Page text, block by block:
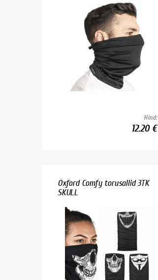
Hind:
12.20 €
Oxford Comfy torusallid 3TK
SKULL